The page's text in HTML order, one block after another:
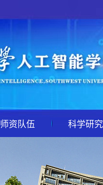
师资队伍 科学研究